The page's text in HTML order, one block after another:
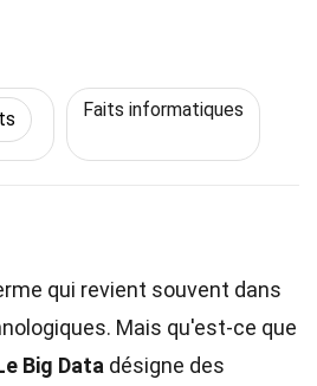
Faits informatiques
qui revient souvent dans
Mais qu'est-ce que
Big Data désigne des